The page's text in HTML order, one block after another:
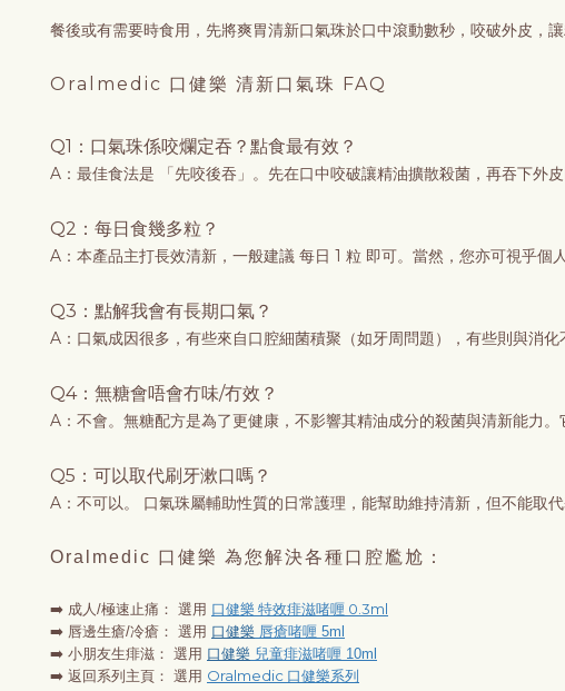
餐後或有需要時食用，先將爽胃清新口氣珠於口中滾動數秒，咬破外皮，
Oralmedic 口健樂 清新口氣珠 FAQ
Q1：口氣珠係咬爛定吞？點食最有效？
A：最佳食法是 「先咬後吞」。先在口中咬破讓精油擴散殺菌，再吞下外
Q2：每日食幾多粒？
A：本產品主打長效清新，一般建議 每日 1 粒 即可。當然，您亦可視乎個
Q3：點解我會有長期口氣？
A：口氣成因很多，有些來自口腔細菌積聚（如牙周問題），有些則與消
Q4：無糖會唔會冇味/冇效？
A：不會。無糖配方是為了更健康，不影響其精油成分的殺菌與清新能力。
Q5：可以取代刷牙漱口嗎？
A：不可以。 口氣珠屬輔助性質的日常護理，能幫助維持清新，但不能取
Oralmedic 口健樂 為您解決各種口腔尷尬：
➡️ 成人/極速止痛： 選用 口健樂 特效痱滋啫喱 0.3ml
➡️ 唇邊生瘡/冷瘡： 選用 口健樂 唇瘡啫喱 5ml
➡️ 小朋友生痱滋： 選用 口健樂 兒童痱滋啫喱 10ml
➡️ 返回系列主頁： 選用 Oralmedic 口健樂系列